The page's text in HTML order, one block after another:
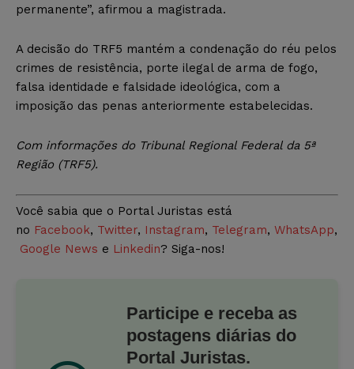
permanente”, afirmou a magistrada.
A decisão do TRF5 mantém a condenação do réu pelos
crimes de resistência, porte ilegal de arma de fogo,
falsa identidade e falsidade ideológica, com a
imposição das penas anteriormente estabelecidas.
Com informações do Tribunal Regional Federal da 5ª
Região (TRF5).
Você sabia que o Portal Juristas está
no Facebook, Twitter, Instagram, Telegram, WhatsApp,
Google News e Linkedin? Siga-nos!
Participe e receba as
postagens diárias do
Portal Juristas.